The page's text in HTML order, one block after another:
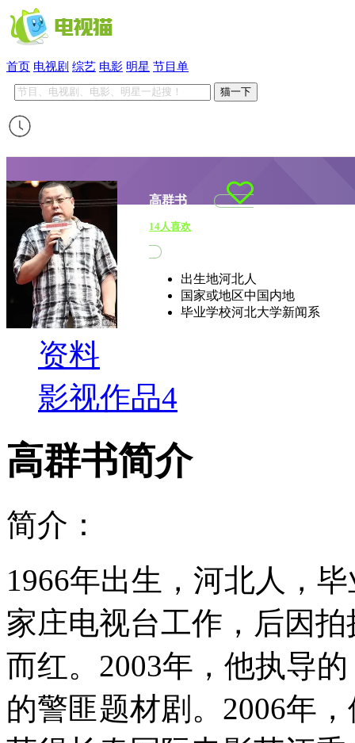
首页 电视剧 综艺 电影 明星 节目单
猫一下
高群书
14人喜欢
出生地河北人
国家或地区中国内地
毕业学校河北大学新闻系
资料
影视作品4
高群书简介
简介：
1966年出生，河北人，
家庄电视台工作，后因
而红。2003年，他执导
的警匪题材剧。2006年